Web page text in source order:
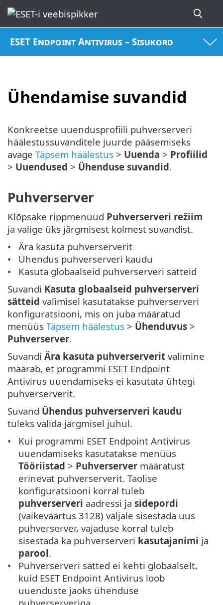
ESET Endpoint Antivirus – Sisukord
Ühendamise suvandid
Konkreetse uuendusprofiili puhverserveri
häälestussuvanditele juurde pääsemiseks
avage Täpsem häälestus > Uuenda > Profiilid
> Uuendused > Ühenduse suvandid.
Puhverserver
Klõpsake rippmenüüd Puhverserveri režiim
ja valige üks järgmisest kolmest suvandist.
Ära kasuta puhverserverit
Ühendus puhverserveri kaudu
Kasuta globaalseid puhverserveri sätteid
Suvandi Kasuta globaalseid puhverserveri
sätteid valimisel kasutatakse puhverserveri
konfiguratsiooni, mis on juba määratud
menüüs Täpsem häälestus > Ühenduvus >
Puhverserver.
Suvandi Ära kasuta puhverserverit valimine
määrab, et programmi ESET Endpoint
Antivirus uuendamiseks ei kasutata ühtegi
puhverserverit.
Suvand Ühendus puhverserveri kaudu
tuleks valida järgmisel juhul.
Kui programmi ESET Endpoint Antivirus
uuendamiseks kasutatakse menüüs
Tööriistad > Puhverserver määratust
erinevat puhverserverit. Taolise
konfiguratsiooni korral tuleb
puhverserveri aadressi jasidepordi
(vaikeväärtus 3128) väljale sisestada uus
puhverserver, vajaduse korral tuleb
sisestada ka puhverserveri kasutajanimi ja
parool.
Puhverserveri sätted ei kehti globaalselt,
kuid ESET Endpoint Antivirus loob
uuenduste jaoks ühenduse